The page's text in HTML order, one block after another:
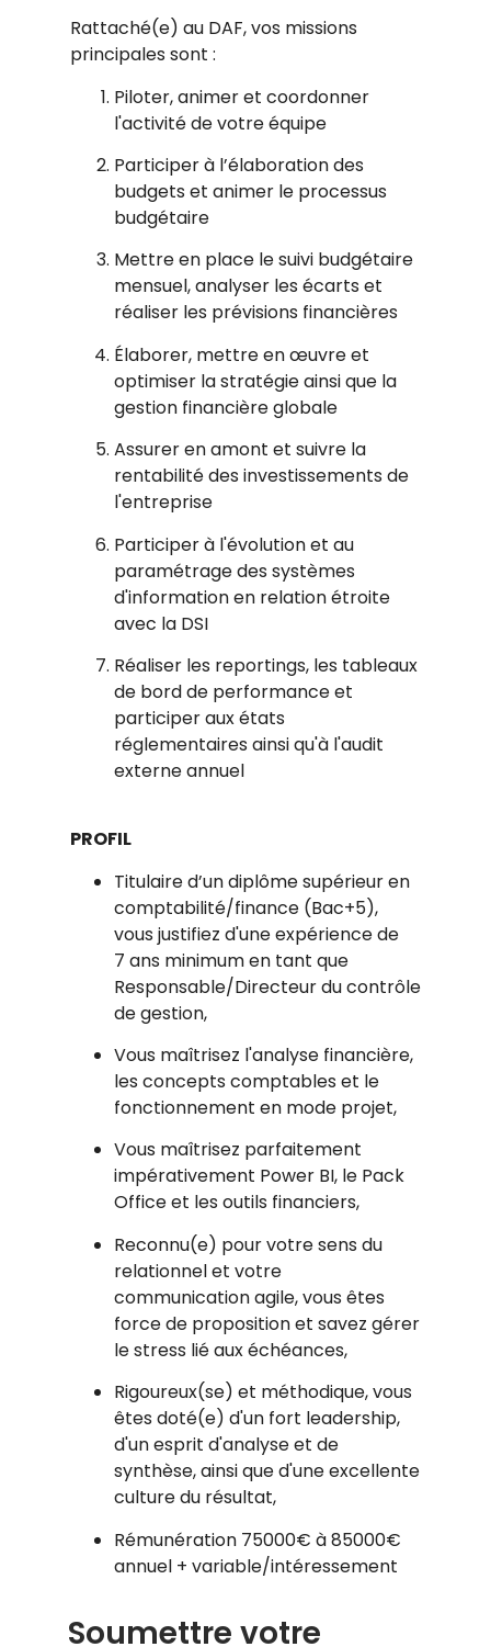
Rattaché(e) au DAF, vos missions
principales sont :
Piloter, animer et coordonner
l'activité de votre équipe
Participer à l’élaboration des
budgets et animer le processus
budgétaire
Mettre en place le suivi budgétaire
mensuel, analyser les écarts et
réaliser les prévisions financières
Élaborer, mettre en œuvre et
optimiser la stratégie ainsi que la
gestion financière globale
Assurer en amont et suivre la
rentabilité des investissements de
l'entreprise
Participer à l'évolution et au
paramétrage des systèmes
d'information en relation étroite
avec la DSI
Réaliser les reportings, les tableaux
de bord de performance et
participer aux états
réglementaires ainsi qu'à l'audit
externe annuel
PROFIL
Titulaire d’un diplôme supérieur en
comptabilité/finance (Bac+5),
vous justifiez d'une expérience de
7 ans minimum en tant que
Responsable/Directeur du contrôle
de gestion,
Vous maîtrisez l'analyse financière,
les concepts comptables et le
fonctionnement en mode projet,
Vous maîtrisez parfaitement
impérativement Power BI, le Pack
Office et les outils financiers,
Reconnu(e) pour votre sens du
relationnel et votre
communication agile, vous êtes
force de proposition et savez gérer
le stress lié aux échéances,
Rigoureux(se) et méthodique, vous
êtes doté(e) d'un fort leadership,
d'un esprit d'analyse et de
synthèse, ainsi que d'une excellente
culture du résultat,
Rémunération 75000€ à 85000€
annuel + variable/intéressement
Soumettre votre